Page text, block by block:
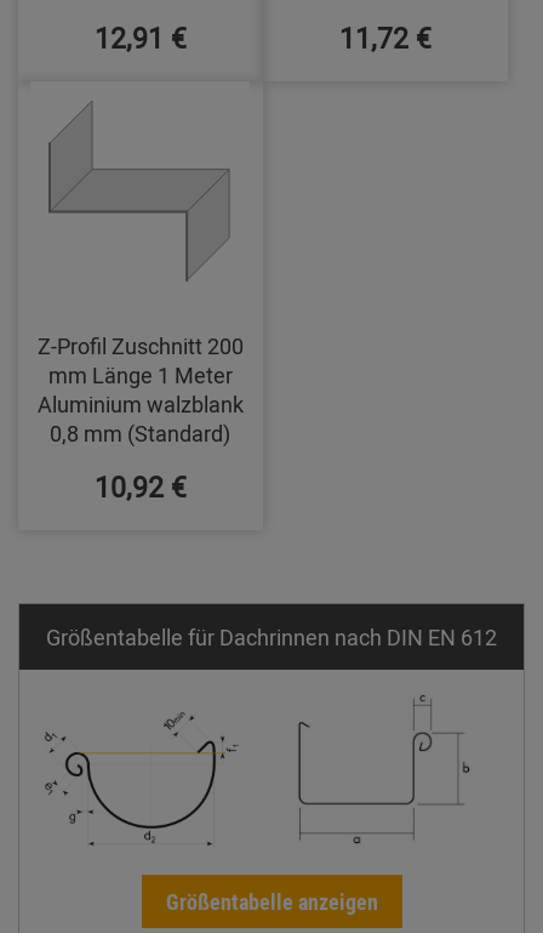
12,91 € 11,72 €
Z-Profil Zuschnitt 200
mm Länge 1 Meter
Aluminium walzblank
0,8 mm (Standard)
10,92 €
Größentabelle für Dachrinnen nach DIN EN 612
Größentabelle anzeigen